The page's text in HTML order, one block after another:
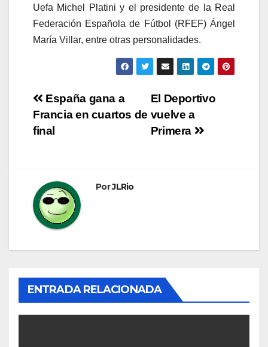
Uefa Michel Platini y el presidente de la Real
Federación Española de Fútbol (RFEF) Ángel
María Villar, entre otras personalidades.
Navegación
de
El Deportivo
vuelve a
Primera
España gana a
Francia en cuartos de
final
PorJLRio
ENTRADA RELACIONADA